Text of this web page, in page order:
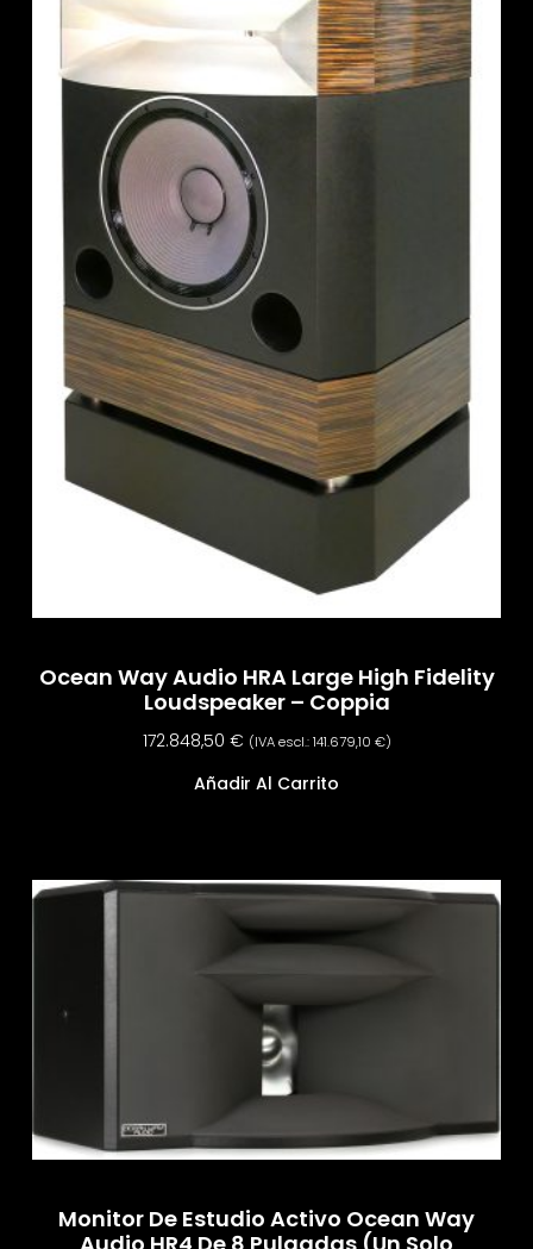
Ocean Way Audio HRA Large High Fidelity
Loudspeaker – Coppia
172.848,50 € (IVA escl.:141.679,10 €)
Añadir Al Carrito
Monitor De Estudio Activo Ocean Way